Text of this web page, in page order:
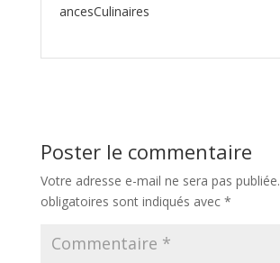
ancesCulinaires
Poster le commentaire
Votre adresse e-mail ne sera pas publiée.
obligatoires sont indiqués avec *